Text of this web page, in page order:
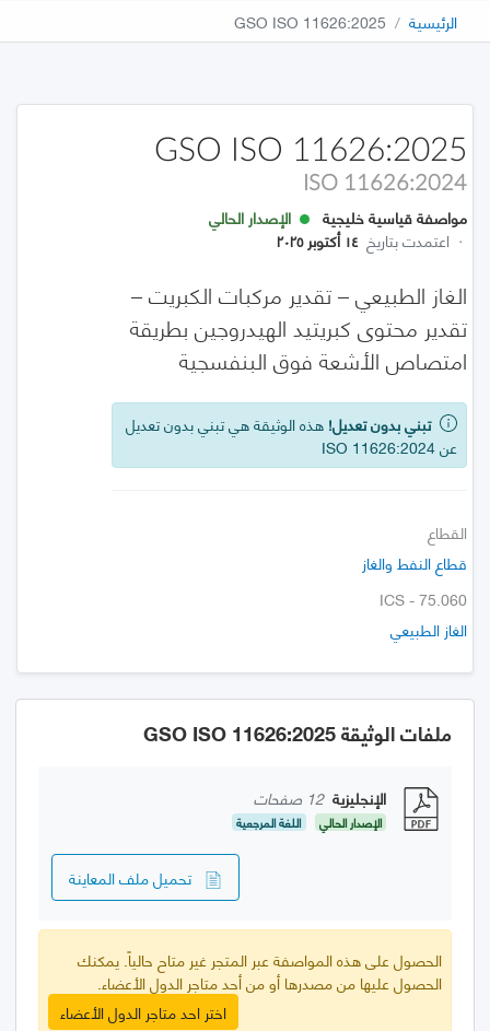
الرئيسية GSO ISO 11626:2025
GSO ISO 11626:2025
ISO 11626:2024
مواصفة قياسية خليجية
الإصدار الحالي
· اعتمدت بتاريخ ١٤ أكتوبر ٢٠٢٥
الغاز الطبيعي – تقدير مركبات الكبريت –
تقدير محتوى كبريتيد الهيدروجين بطريقة
امتصاص الأشعة فوق البنفسجية
تبني بدون تعديل! هذه الوثيقة هي تبني بدون تعديل
عن ISO 11626:2024
القطاع
قطاع النفط والغاز
ICS - 75.060
الغاز الطبيعي
ملفات الوثيقة GSO ISO 11626:2025
الإنجليزية 12 صفحات
الإصدار الحالي اللغة المرجعية
تحميل ملف المعاينة
الحصول على هذه المواصفة عبر المتجر غير متاح حالياً. يمكنك
الحصول عليها من مصدرها أو من أحد متاجر الدول الأعضاء.
اختر احد متاجر الدول الأعضاء